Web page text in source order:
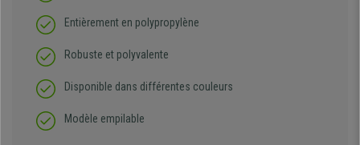
Entièrement en polypropylène
Robuste et polyvalente
Disponible dans différentes couleurs
Modèle empilable